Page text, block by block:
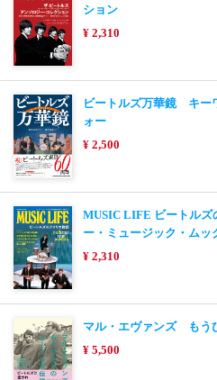
ション
¥ 2,310
ビートルズ万華鏡 キー
ォー
¥ 2,500
MUSIC LIFE ビートルズ
ー・ミュージック・ムッ
¥ 2,310
マル・エヴァンズ もう
¥ 5,500